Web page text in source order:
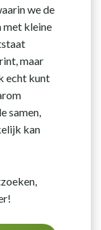
we de
met kleine
maar
echt kunt
samen,
kan